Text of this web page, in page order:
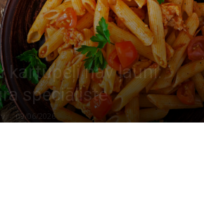
kartupeļi nav ļauni:
speciāliste
- 09/06/2026